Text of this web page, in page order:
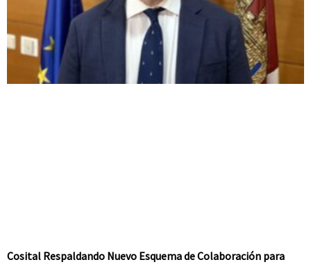
Cosital Respaldando Nuevo Esquema de Colaboración para